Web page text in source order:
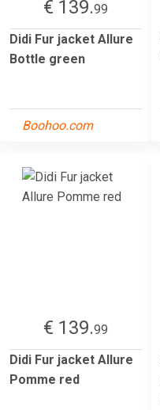
€ 139.99
Didi Fur jacket Allure
Bottle green
Boohoo.com
€ 139.99
Didi Fur jacket Allure
Pomme red